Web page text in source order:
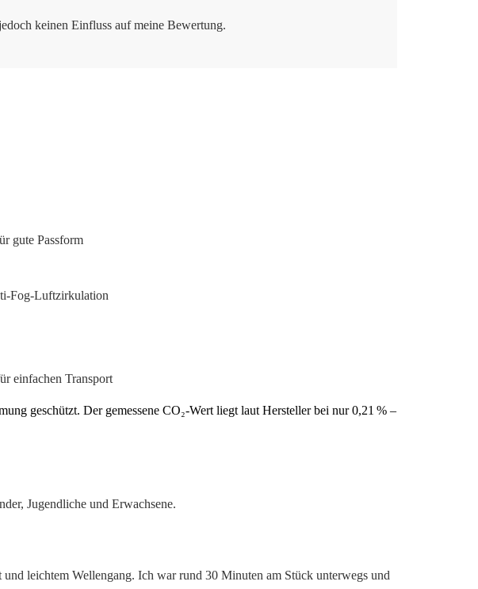
keinen Einfluss auf meine Bewertung.
gute Passform
Luftzirkulation
einfachen Transport
geschützt. Der gemessene CO₂-Wert liegt laut Hersteller bei nur 0,21 % –
Jugendliche und Erwachsene.
leichtem Wellengang. Ich war rund 30 Minuten am Stück unterwegs und